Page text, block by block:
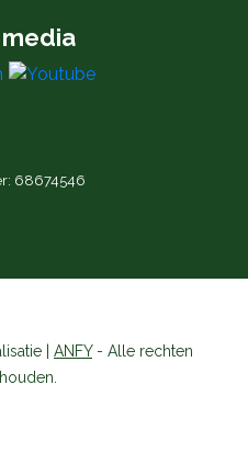
68674546
| ANFY- Alle rechten